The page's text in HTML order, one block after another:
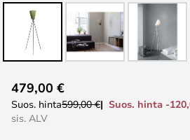
to
the
479,00 €
Suos. hinta599,00 €
Suos. hinta -
sis. ALV